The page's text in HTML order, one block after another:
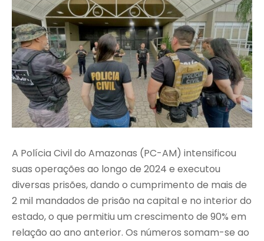
A Polícia Civil do Amazonas (PC-AM) intensificou
suas operações ao longo de 2024 e executou
diversas prisões, dando o cumprimento de mais de
2 mil mandados de prisão na capital e no interior do
estado, o que permitiu um crescimento de 90% em
relação ao ano anterior. Os números somam-se ao